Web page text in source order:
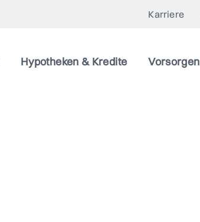
Karriere
Hypotheken & Kredite Vorsorgen